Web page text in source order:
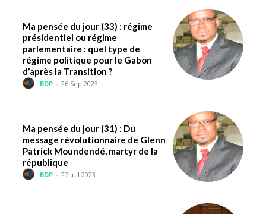
Ma pensée du jour (33) : régime
présidentiel ou régime
parlementaire : quel type de
régime politique pour le Gabon
d’après la Transition ?
BDP - 26 Sep 2023
Ma pensée du jour (31) : Du
message révolutionnaire de Glenn
Patrick Moundendé, martyr de la
république
BDP - 27 Juil 2023